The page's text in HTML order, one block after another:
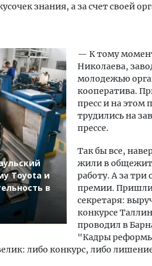
знания, а за счет своей
Toyota и
в
— К тому
Николаева,
молодежью
кооператива.
пресс и на этом
трудились на
прессе.
Так бы все,
жили в
работу. А за
премии. Пришли
секретаря:
конкурсе
проводил в
"Кадры
либо конкурс, либо